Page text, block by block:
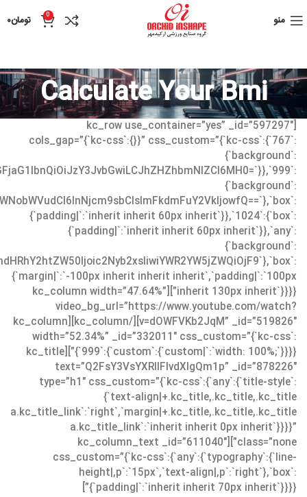
منو 0 تومان۰
Calculate Your Bmi
[kc_row use_container=”yes” _id=”597297″
cols_gap=”{`kc-css`:{}}” css_custom=”{`kc-css`:{`767`:
{`background`:
{`background`:
{`padding|`:`inherit inherit 60px inherit`}},`1024`:{`box`:
{`padding|`:`inherit inherit 60px inherit`}},`any`:
{`background`:
{`margin|`:`-100px inherit inherit inherit`,`padding|`:`100px
inherit 130px inherit`}}}}”][kc_column width=”47.64%”
video_bg_url=”https://www.youtube.com/watch?
v=dOWFVKb2JqM” _id=”519826″][/kc_column][kc_column
width=”52.34%” _id=”332011″ css_custom=”{`kc-css`:
{`999`:{`custom`:{`custom|`:`width: 100%;`}}}}”][kc_title
text=”Q2FsY3VsYXRlIFlvdXIgQm1p” _id=”878226″
type=”h1″ css_custom=”{`kc-css`:{`any`:{`title-style`:
{`text-align|+.kc_title,.kc_title,.kc_title
a.kc_title_link`:`right`,`margin|+.kc_title,.kc_title,.kc_title
a.kc_title_link`:`inherit inherit 0px inherit`}}}}”
class=”none”][kc_column_text _id=”611040″
css_custom=”{`kc-css`:{`any`:{`typography`:{`line-
height|,p`:`15px`,`text-align|,p`:`right`},`box`:
{`padding|`:`inherit inherit 70px inherit`}}}}”]